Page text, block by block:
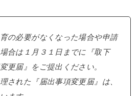
の必要がなくなった場合や申請
合は１月３１日までに『取下
更届』をご提出ください。
された『届出事項変更届』は、